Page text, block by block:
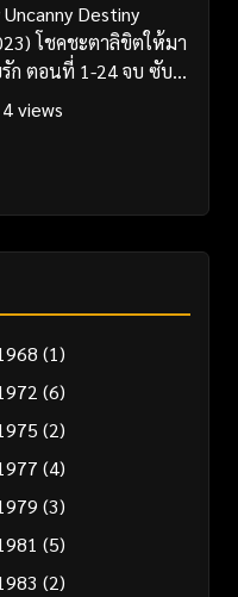
Uncanny Destiny
โชคชะตาลิขิตให้มา
ก ตอนที่ 1-24 จบ ซับ
/พากย์ไทย
views
(1)
(6)
(2)
(4)
(3)
(5)
(2)